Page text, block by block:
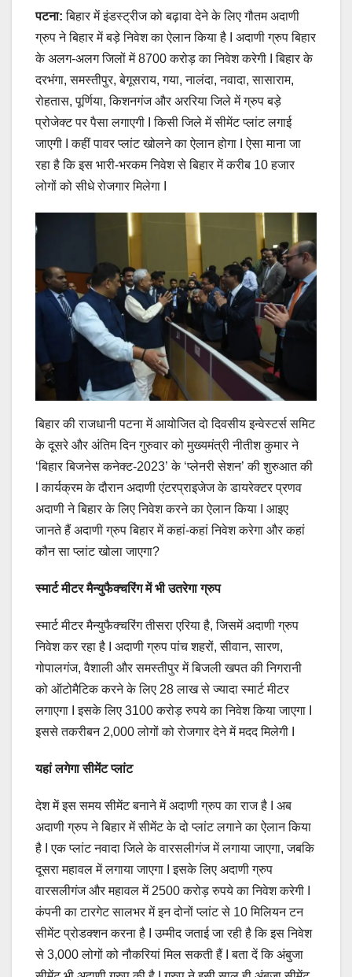
पटना: बिहार में इंडस्ट्रीज को बढ़ावा देने के लिए गौतम अदाणी
ग्रुप ने बिहार में बड़े निवेश का ऐलान किया है I अदाणी ग्रुप बिहार
के अलग-अलग जिलों में 8700 करोड़ का निवेश करेगी I बिहार के
दरभंगा, समस्तीपुर, बेगूसराय, गया, नालंदा, नवादा, सासाराम,
रोहतास, पूर्णिया, किशनगंज और अररिया जिले में ग्रुप बड़े
प्रोजेक्ट पर पैसा लगाएगी I किसी जिले में सीमेंट प्लांट लगाई
जाएगी I कहीं पावर प्लांट खोलने का ऐलान होगा I ऐसा माना जा
रहा है कि इस भारी-भरकम निवेश से बिहार में करीब 10 हजार
लोगों को सीधे रोजगार मिलेगा I
बिहार की राजधानी पटना में आयोजित दो दिवसीय इन्वेस्टर्स समिट
के दूसरे और अंतिम दिन गुरुवार को मुख्यमंत्री नीतीश कुमार ने
‘बिहार बिजनेस कनेक्ट-2023’ के ‘प्लेनरी सेशन’ की शुरुआत की
I कार्यक्रम के दौरान अदाणी एंटरप्राइजेज के डायरेक्टर प्रणव
अदाणी ने बिहार के लिए निवेश करने का ऐलान किया I आइए
जानते हैं अदाणी ग्रुप बिहार में कहां-कहां निवेश करेगा और कहां
कौन सा प्लांट खोला जाएगा?
स्मार्ट मीटर मैन्युफैक्चरिंग में भी उतरेगा ग्रुप
स्मार्ट मीटर मैन्युफैक्चरिंग तीसरा एरिया है, जिसमें अदाणी ग्रुप
निवेश कर रहा है I अदाणी ग्रुप पांच शहरों, सीवान, सारण,
गोपालगंज, वैशाली और समस्तीपुर में बिजली खपत की निगरानी
को ऑटोमैटिक करने के लिए 28 लाख से ज्यादा स्मार्ट मीटर
लगाएगा I इसके लिए 3100 करोड़ रुपये का निवेश किया जाएगा I
इससे तकरीबन 2,000 लोगों को रोजगार देने में मदद मिलेगी I
यहां लगेगा सीमेंट प्लांट
देश में इस समय सीमेंट बनाने में अदाणी ग्रुप का राज है I अब
अदाणी ग्रुप ने बिहार में सीमेंट के दो प्लांट लगाने का ऐलान किया
है I एक प्लांट नवादा जिले के वारसलीगंज में लगाया जाएगा, जबकि
दूसरा महावल में लगाया जाएगा I इसके लिए अदाणी ग्रुप
वारसलीगंज और महावल में 2500 करोड़ रुपये का निवेश करेगी I
कंपनी का टारगेट सालभर में इन दोनों प्लांट से 10 मिलियन टन
सीमेंट प्रोडक्शन करना है I उम्मीद जताई जा रही है कि इस निवेश
से 3,000 लोगों को नौकरियां मिल सकती हैं I बता दें कि अंबुजा